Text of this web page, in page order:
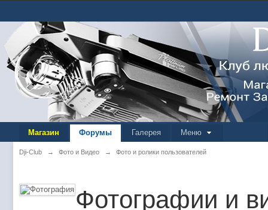
Магазин Форумы Галерея Меню
Dji-Club → Фото и Видео → Фото и ролики пользователей
Фотографии и